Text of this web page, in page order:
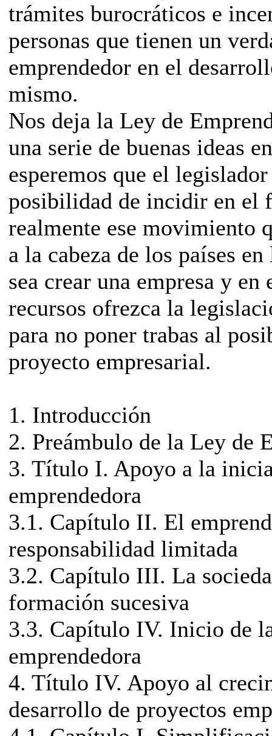
trámites burocráticos e
personas que tienen un
emprendedor en el
mismo.
Nos deja la Ley de
una serie de buenas ideas
esperemos que el
posibilidad de incidir en el
realmente ese movimiento
a la cabeza de los países
sea crear una empresa y en
recursos ofrezca la
para no poner trabas al
proyecto empresarial.
1. Introducción
2. Preámbulo de la Ley de
3. Título I. Apoyo a la
emprendedora
3.1. Capítulo II. El
responsabilidad limitada
3.2. Capítulo III. La
formación sucesiva
3.3. Capítulo IV. Inicio de
emprendedora
4. Título IV. Apoyo al
desarrollo de proyectos